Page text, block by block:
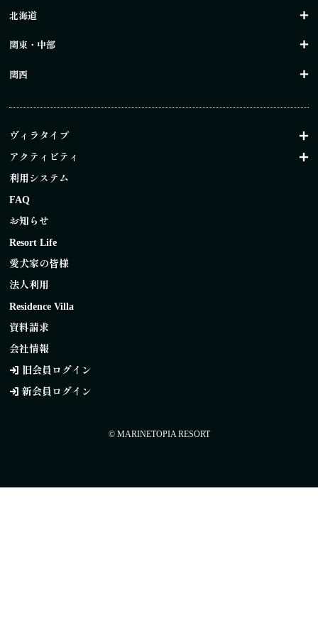
北海道
関東・中部
関西
ヴィラタイプ
アクティビティ
利用システム
FAQ
お知らせ
Resort Life
愛犬家の皆様
法人利用
Residence Villa
資料請求
会社情報
旧会員ログイン
新会員ログイン
© MARINETOPIA RESORT